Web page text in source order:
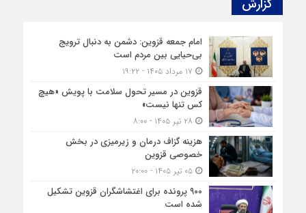
گزارش‌
امام جمعه قزوین: دشمن به دنبال ترویج
بی‌حیایی بین مردم است
قزوین در مسیر تحول سلامت با پویش «هیچ‌
کس تنها نیست»
هزینه‌ گزاف درمان و زیرمیزی در بخش
خصوصی قزوین
۰۵ تیر ۱۴۰۵ - ۲۰:۰۰
۹۰۰ پرونده برای اغتشاشگران قزوین تشکیل
شده است